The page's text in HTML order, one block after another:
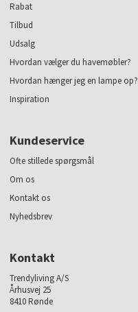
Rabat
Tilbud
Udsalg
Hvordan vælger du havemøbler?
Hvordan hænger jeg en lampe op?
Inspiration
Kundeservice
Ofte stillede spørgsmål
Om os
Kontakt os
Nyhedsbrev
Kontakt
Trendyliving A/S
Århusvej 25
8410 Rønde